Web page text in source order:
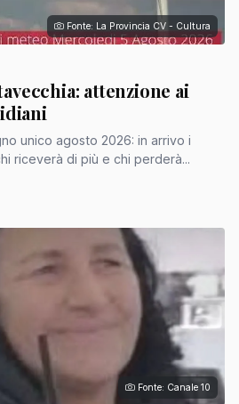
Fonte: La Provincia CV - Cultura
attenzione ai
unico agosto 2026: in arrivo i
riceverà di più e chi perderà...
Fonte: Canale 10